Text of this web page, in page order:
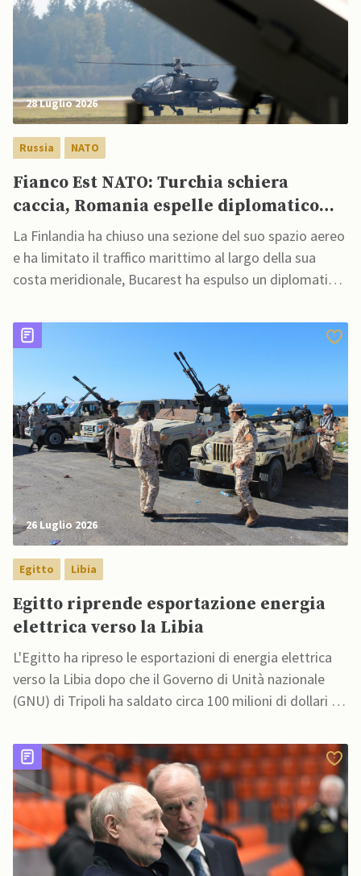
28 Luglio 2026
Russia NATO
Fianco Est NATO: Turchia schiera
caccia, Romania espelle diplomatico
russo, Finlandia chiude spazio aereo
La Finlandia ha chiuso una sezione del suo spazio aereo
e ha limitato il traffico marittimo al largo della sua
costa meridionale, Bucarest ha espulso un diplomatico
militare turca schiererà 5 caccia F-16 in Estonia
26 Luglio 2026
Egitto Libia
Egitto riprende esportazione energia
elettrica verso la Libia
L'Egitto ha ripreso le esportazioni di energia elettrica
verso la Libia dopo che il Governo di Unità nazionale
(GNU) di Tripoli ha saldato circa 100 milioni di dollari di